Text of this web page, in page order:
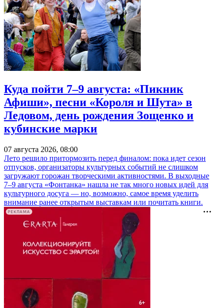
Куда пойти 7–9 августа: «Пикник
Афиши», песни «Короля и Шута» в
Ледовом, день рождения Зощенко и
кубинские марки
07 августа 2026, 08:00
Лето решило притормозить перед финалом: пока идет сезон
отпусков, организаторы культурных событий не слишком
загружают горожан творческими активностями. В выходные
7–9 августа «Фонтанка» нашла не так много новых идей для
культурного досуга — но, возможно, самое время уделить
внимание ранее открытым выставкам или почитать книги.
РЕКЛАМА